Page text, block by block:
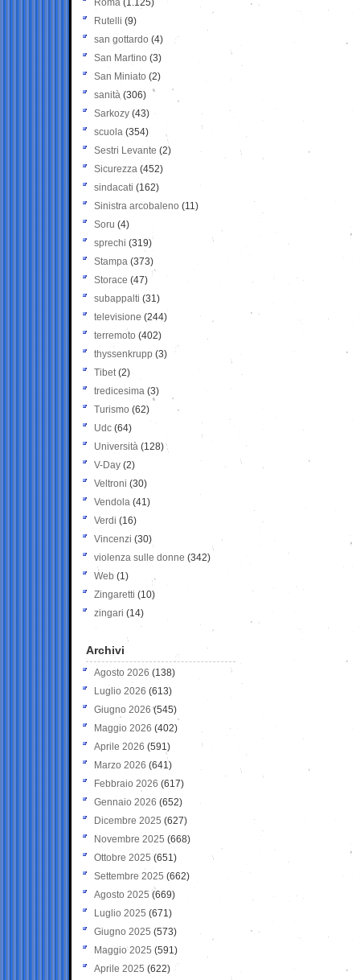
Roma (1.125)
Rutelli (9)
san gottardo (4)
San Martino (3)
San Miniato (2)
sanità (306)
Sarkozy (43)
scuola (354)
Sestri Levante (2)
Sicurezza (452)
sindacati (162)
Sinistra arcobaleno (11)
Soru (4)
sprechi (319)
Stampa (373)
Storace (47)
subappalti (31)
televisione(244)
terremoto (402)
thyssenkrupp (3)
Tibet(2)
tredicesima (3)
Turismo (62)
Udc (64)
Università (128)
V-Day (2)
Veltroni (30)
Vendola (41)
Verdi (16)
Vincenzi (30)
violenza sulle donne (342)
Web (1)
Zingaretti (10)
zingari (14)
Archivi
Agosto 2026 (138)
Luglio 2026 (613)
Giugno 2026 (545)
Maggio 2026 (402)
Aprile 2026 (591)
Marzo 2026 (641)
Febbraio 2026 (617)
Gennaio 2026 (652)
Dicembre 2025 (627)
Novembre 2025 (668)
Ottobre 2025 (651)
Settembre 2025 (662)
Agosto 2025 (669)
Luglio 2025 (671)
Giugno 2025 (573)
Maggio 2025 (591)
Aprile 2025 (622)